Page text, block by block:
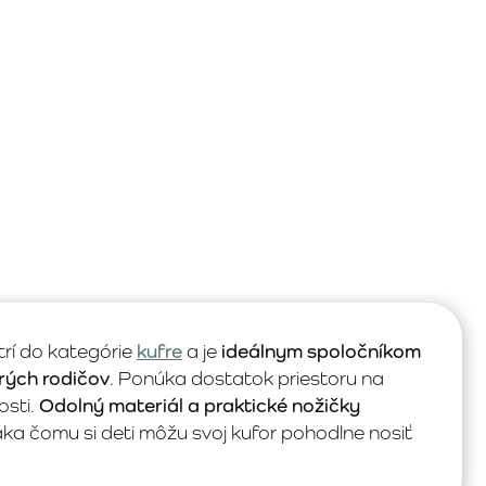
do kategórie kufrea je ideálnym spoločníkom
rodičov. Ponúka dostatok priestoru na
Odolný materiál a praktické nožičky
čomu si deti môžu svoj kufor pohodlne nosiť